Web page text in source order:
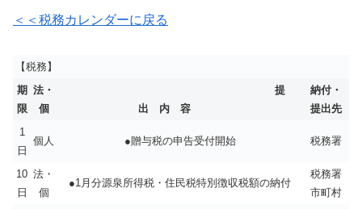
＜＜税務カレンダーに戻る
【税務】
期
限
法・
個
提
出 内 容
納付・
提出先
1
日
個人 ●贈与税の申告受付開始 税務署
10
日
法・
個
●1月分源泉所得税・住民税特別徴収税額の納付
税務署
市町村